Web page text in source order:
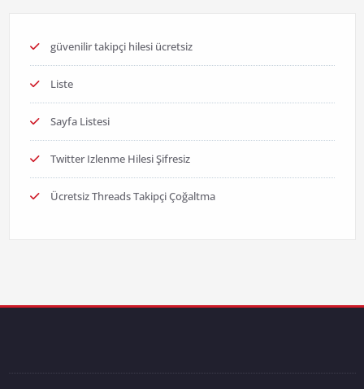
güvenilir takipçi hilesi ücretsiz
Liste
Sayfa Listesi
Twitter Izlenme Hilesi Şifresiz
Ücretsiz Threads Takipçi Çoğaltma